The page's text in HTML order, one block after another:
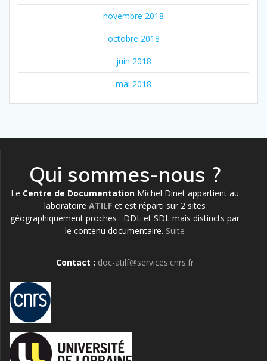
novembre 2018
octobre 2018
juin 2018
mai 2018
Qui sommes-nous ?
Le Centre de Documentation Michel Dinet appartient au
laboratoire ATILF et est réparti sur 2 sites
géographiquement proches : DDL et SDL mais distincts par
le contenu documentaire. Suite
Contact : doc-atilf@services.cnrs.fr